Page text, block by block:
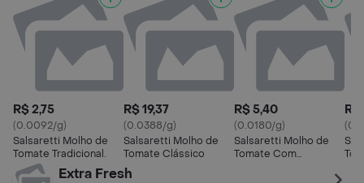
R$ 2,75
(0.0092/g)
Salsaretti Molho de
Tomate Tradicional.
R$ 19,37
(0.0388/g)
Salsaretti Molho de
Tomate Clássico
R$ 5,40
(0.0180/g)
Salsaretti Molho de
Tomate Com
R$
Extra Fresh